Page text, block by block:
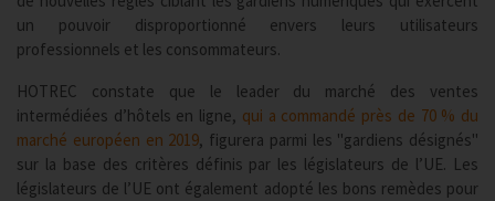
un pouvoir disproportionné envers leurs utilisateurs
professionnels et les consommateurs.
HOTREC constate que le leader du marché des ventes
intermédiées d’hôtels en ligne, qui a commandé près de 70 % du
marché européen en 2019, figurera parmi les "gardiens désignés"
sur la base des critères définis par les législateurs de l’UE. Les
législateurs de l’UE ont également adopté les bons remèdes pour